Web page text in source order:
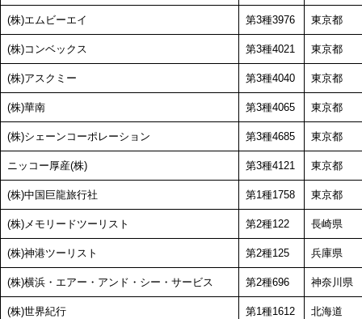
(株)エムビーエイ 第3種3976 東京都
(株)コンベックス 第3種4021 東京都
(株)アスクミー 第3種4040 東京都
(株)華南 第3種4065 東京都
(株)シェーンコーポレーション 第3種4685 東京都
ニッコー厚産(株) 第3種4121 東京都
(株)中国巨龍旅行社 第1種1758 東京都
(株)メモリードツーリスト 第2種122 長崎県
(株)神港ツーリスト 第2種125 兵庫県
(株)横浜・エアー・アンド・シー・サービス 第2種696 神奈川県
(株)世界紀行 第1種1612 北海道